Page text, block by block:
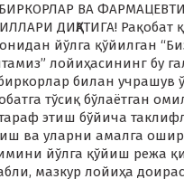
ВА
ДИҚҚАТИГА! Рақобат
йўлга қўйилган
лойиҳасининг бу
билан учрашув
тўсиқ бўлаётган
этиш бўйича
ва уларни амалга
йўлга қўйиш режа
мазкур лойиҳа